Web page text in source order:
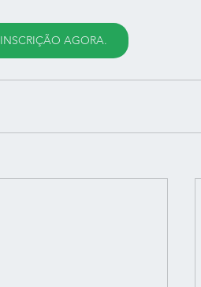
INSCRIÇÃO AGORA.